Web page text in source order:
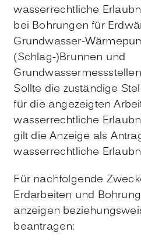
wasserrechtliche
bei Bohrungen für
Grundwasser-
(Schlag-)Brunnen und
Sollte die zuständige
für die angezeigten
wasserrechtliche
gilt die Anzeige als
wasserrechtliche
Für nachfolgende
Erdarbeiten und
anzeigen
beantragen: